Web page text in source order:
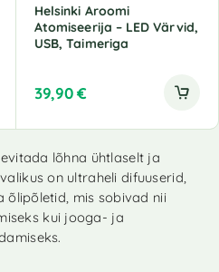
Helsinki Aroomi
Atomiseerija – LED Värvid,
USB, Taimeriga
39,90€
lõhna ühtlaselt ja
on ultraheli difuuserid,
mis sobivad nii
kui jooga- ja